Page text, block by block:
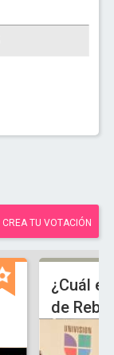
CREA TU VOTACIÓN
¿Cuál
de